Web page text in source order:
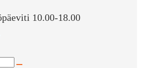
10.00-18.00